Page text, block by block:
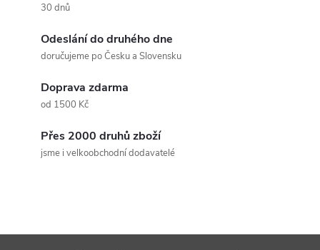
30 dnů
Odeslání do druhého dne
doručujeme po Česku a Slovensku
Doprava zdarma
od 1500 Kč
Přes 2000 druhů zboží
jsme i velkoobchodní dodavatelé